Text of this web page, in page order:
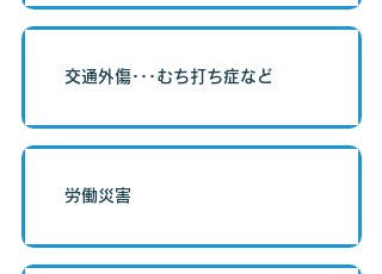
交通外傷･･･むち打ち症など
労働災害